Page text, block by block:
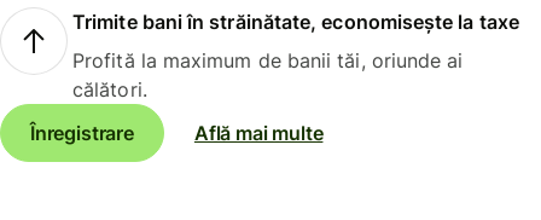
Trimite bani în străinătate, economisește la taxe
Profită la maximum de banii tăi, oriunde ai
călători.
Înregistrare
Află mai multe